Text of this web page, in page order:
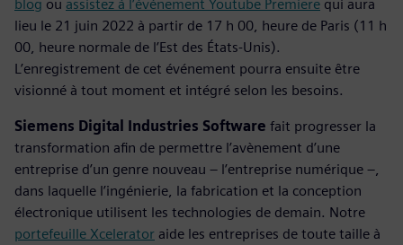
blog ou assistez à l’événement Youtube Premiere qui aura
lieu le 21 juin 2022 à partir de 17 h 00, heure de Paris (11 h
00, heure normale de l’Est des États-Unis).
L’enregistrement de cet événement pourra ensuite être
visionné à tout moment et intégré selon les besoins.
Siemens Digital Industries Software fait progresser la
transformation afin de permettre l’avènement d’une
entreprise d’un genre nouveau – l’entreprise numérique –,
dans laquelle l’ingénierie, la fabrication et la conception
électronique utilisent les technologies de demain. Notre
portefeuille Xcelerator aide les entreprises de toute taille à